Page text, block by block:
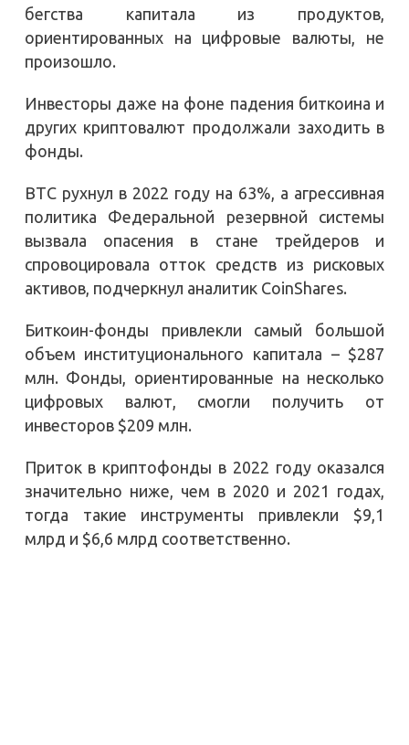
бегства капитала из продуктов,
ориентированных на цифровые валюты, не
произошло.
Инвесторы даже на фоне падения биткоина и
других криптовалют продолжали заходить в
фонды.
BTC рухнул в 2022 году на 63%, а агрессивная
политика Федеральной резервной системы
вызвала опасения в стане трейдеров и
спровоцировала отток средств из рисковых
активов, подчеркнул аналитик CoinShares.
Биткоин-фонды привлекли самый большой
объем институционального капитала – $287
млн. Фонды, ориентированные на несколько
цифровых валют, смогли получить от
инвесторов $209 млн.
Приток в криптофонды в 2022 году оказался
значительно ниже, чем в 2020 и 2021 годах,
тогда такие инструменты привлекли $9,1
млрд и $6,6 млрд соответственно.